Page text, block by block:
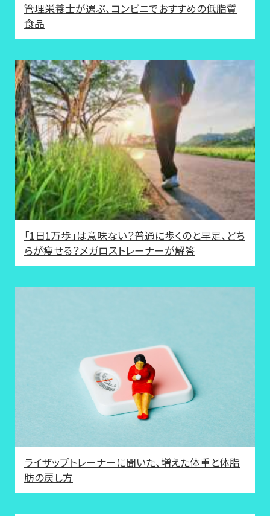
管理栄養士が選ぶ、コンビニでおすすめの低脂質
食品
「1日1万歩」は意味ない？普通に歩くのと早足、どち
らが痩せる？メガロストレーナーが解答
ライザップトレーナーに聞いた、増えた体重と体脂
肪の戻し方